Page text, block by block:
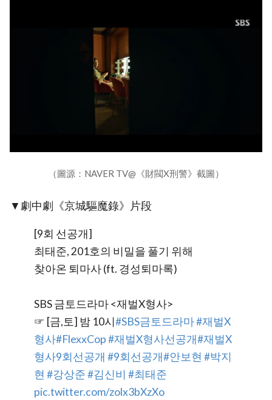
（圖源：NAVER TV@《財閥X刑警》截圖）
▼劇中劇《京城驅魔錄》片段
[9회 선공개]
최태준, 201호의 비밀을 풀기 위해
찾아온 퇴마사 (ft. 경성퇴마록)
SBS 금토드라마 <재벌X형사>
☞ [금,토] 밤 10시#SBS금토드라마#재벌X
형사#FlexxCop#재벌X형사선공개#재벌X
형사9회선공개 #9회선공개#안보현 #박지
현 #강상준#김신비 #최태준
pic.twitter.com/zolx3bXzXo